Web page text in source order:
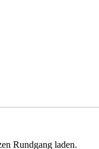
Rundgang laden.